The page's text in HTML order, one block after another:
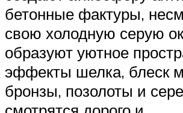
бетонные фактуры,
свою холодную серую
образуют уютное
эффекты шелка, блеск
бронзы, позолоты и